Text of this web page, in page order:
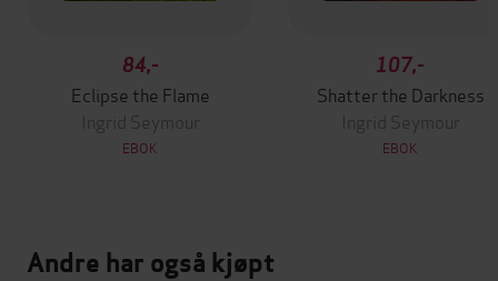
84,-
Eclipse the Flame
Ingrid Seymour
EBOK
107,-
Shatter the Darkness
Ingrid Seymour
EBOK
Andre har også kjøpt